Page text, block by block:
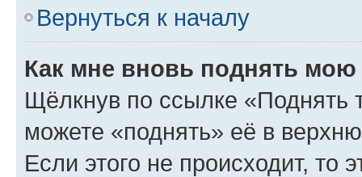
Вернуться к началу
Как мне вновь поднять мою
Щёлкнув по ссылке «Поднять
можете «поднять» её в
Если этого не происходит, то